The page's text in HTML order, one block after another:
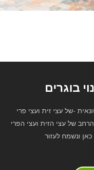
בוגרים
-של עצי זית ועצי פרי
של עצי הזית ועצי הפרי